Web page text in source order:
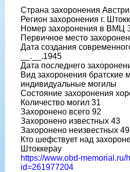
Страна захоронения
Регион захоронения г.
Номер захоронения в ВМЦ
Первичное место
Дата создания
__.__.1945
Дата последнего
Вид захоронения братские
индивидуальные могилы
Состояние захоронения
Количество могил 31
Захоронено всего 92
Захоронено известных 43
Захоронено неизвестных 49
Кто шефствует над
Штоккерау
https://www.obd-memorial.ru/
id=261977204